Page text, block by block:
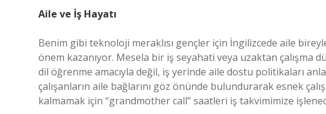
Aile ve İş Hayatı
Benim gibi teknoloji meraklısı gençler için İngilizcede aile
önem kazanıyor. Mesela bir iş seyahati veya uzaktan çalışma
dil öğrenme amacıyla değil, iş yerinde aile dostu politikaları
çalışanların aile bağlarını göz önünde bulundurarak esnek
kalmamak için “grandmother call” saatleri iş takvimimize